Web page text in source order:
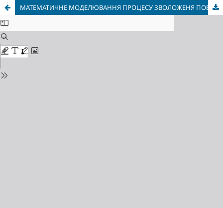
МАТЕМАТИЧНЕ МОДЕЛЮВАННЯ ПРОЦЕСУ ЗВОЛОЖЕНЯ ПОВІТРЯ В РОБОЧИХ ЗОНАХ ПРОМИСЛОВИХ ПІДПРИЄМСТВ